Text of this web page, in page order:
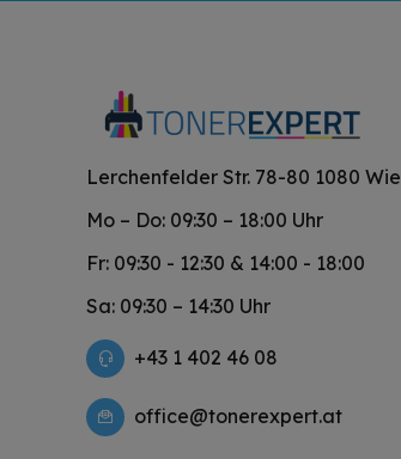
Lerchenfelder Str. 78-80 1080
Mo – Do: 09:30 – 18:00 Uhr
Fr: 09:30 - 12:30 & 14:00 - 18:00
Sa: 09:30 – 14:30 Uhr
+43 1 402 46 08
office@tonerexpert.at